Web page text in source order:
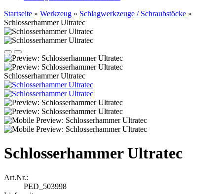
Startseite » Werkzeug » Schlagwerkzeuge / Schraubstöcke »
Schlosserhammer Ultratec
Schlosserhammer Ultratec
Schlosserhammer Ultratec
Art.Nr.:
PED_503998